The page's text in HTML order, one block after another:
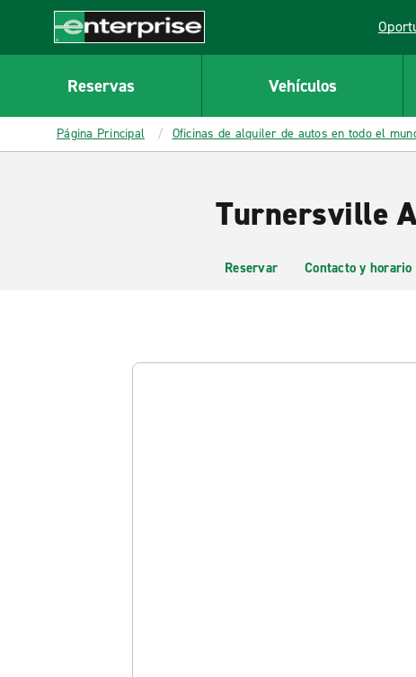
CONTENT
Enterprise
Link
Reservas Vehículos
Página Principal Oficinas de alquiler de autos en todo el
Turnersville
Reservar Contacto y